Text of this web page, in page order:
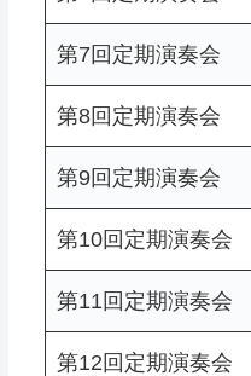
第7回定期演奏会
第8回定期演奏会
第9回定期演奏会
第10回定期演奏会
第11回定期演奏会
第12回定期演奏会